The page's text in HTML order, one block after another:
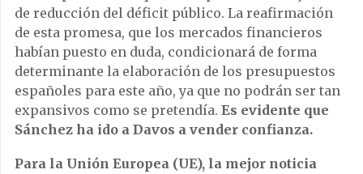
de reducción del déficit público. La reafirmación
de esta promesa, que los mercados financieros
habían puesto en duda, condicionará de forma
determinante la elaboración de los presupuestos
españoles para este año, ya que no podrán ser tan
expansivos como se pretendía. Es evidente que
Sánchez ha ido a Davos a vender confianza.
Para la Unión Europea (UE), la mejor noticia